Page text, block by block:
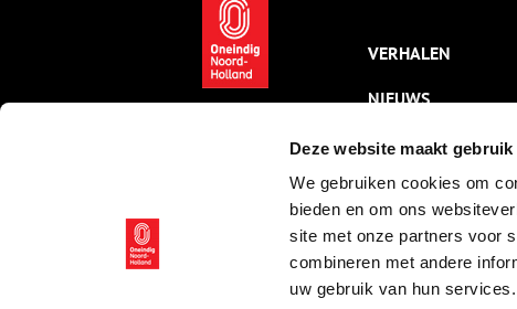
Deze website maakt
We gebruiken cookies om
bieden en om ons
site met onze partners voor
combineren met andere
uw gebruik van hun
VERHALEN
NIEUWS
KALENDER
THEMA’S
ACTIVITEITEN
VIDEO’S